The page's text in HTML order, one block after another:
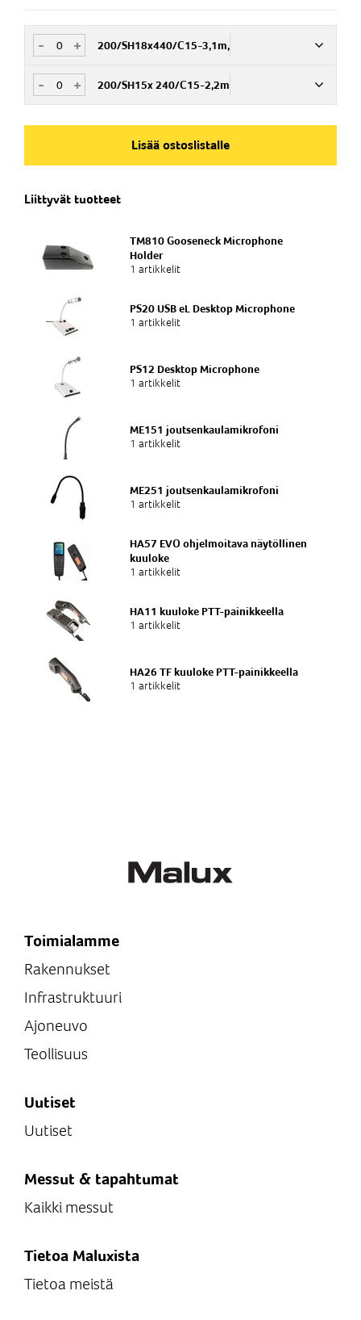
+
- 200/SH18x440/C15-3,1m,
Nim. Nro
PEVR012115
+
- 200/SH15x 240/C15-2,2m
Nim. Nro
Lisää ostoslistalle
Liittyvät tuotteet
TM810 Gooseneck Microphone
Holder
1 artikkelit
PS20 USB eL Desktop Microphone
1 artikkelit
PS12 Desktop Microphone
1 artikkelit
ME151 joutsenkaulamikrofoni
1 artikkelit
ME251 joutsenkaulamikrofoni
1 artikkelit
HA57 EVO ohjelmoitava näytöllinen
kuuloke
1 artikkelit
HA11 kuuloke PTT-painikkeella
1 artikkelit
HA26 TF kuuloke PTT-painikkeella
1 artikkelit
Toimialamme
Rakennukset
Infrastruktuuri
Ajoneuvo
Teollisuus
Uutiset
Uutiset
Messut & tapahtumat
Kaikki messut
Tietoa Maluxista
Tietoa meistä